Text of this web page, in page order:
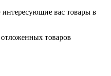
вас товары в
товаров